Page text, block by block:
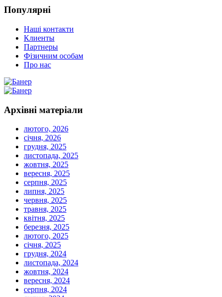
Популярні
Наші контакти
Клиенты
Партнеры
Фізичним особам
Про нас
Архівні матеріали
лютого, 2026
січня, 2026
грудня, 2025
листопада, 2025
жовтня, 2025
вересня, 2025
серпня, 2025
липня, 2025
червня, 2025
травня, 2025
квітня, 2025
березня, 2025
лютого, 2025
січня, 2025
грудня, 2024
листопада, 2024
жовтня, 2024
вересня, 2024
серпня, 2024